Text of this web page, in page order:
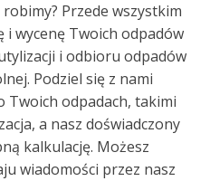
Przede wszystkim
wycenę Twoich odpadów
i odbioru odpadów
Podziel się z nami
Twoich odpadach, takimi
a nasz doświadczony
kalkulację. Możesz
wiadomości przez nasz